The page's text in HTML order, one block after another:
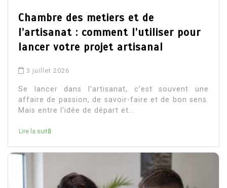
Chambre des metiers et de
l’artisanat : comment l’utiliser pour
lancer votre projet artisanal
3 juillet 2026
Se lancer dans l’artisanat, c’est souvent une
affaire de passion, de savoir-faire et de bon sens.
Mais entre l’idée de départ et...
Lire la suite